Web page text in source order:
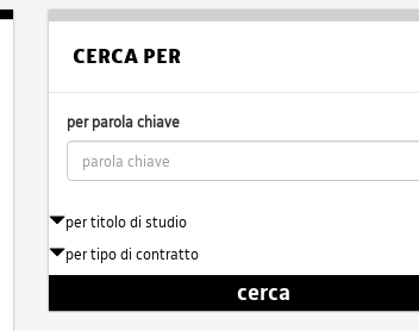
CERCA PER
per parola chiave
per titolo di studio
per tipo di contratto
cerca